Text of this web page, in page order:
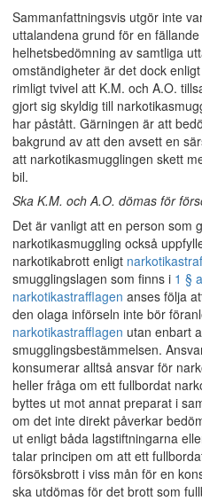
Sammanfattningsvis utgör inte
uttalandena grund för en
helhetsbedömning av samtliga
omständigheter är det dock
rimligt tvivel att K.M. och A.O.
gjort sig skyldig till
har påstått. Gärningen är att
bakgrund av att den avsett en
att narkotikasmugglingen skett
bil.
Ska K.M. och A.O. dömas för
Det är vanligt att en person som
narkotikasmuggling också
narkotikabrott enligt
smugglingslagen som finns i 1 §
narkotikastrafflagen anses följa
den olaga införseln inte bör
narkotikastrafflagen utan enbart
smugglingsbestämmelsen.
konsumerar alltså ansvar för
heller fråga om ett fullbordat
byttes ut mot annat preparat i
om det inte direkt påverkar
ut enligt båda lagstiftningarna
talar principen om att ett
försöksbrott i viss mån för en
ska utdömas för det brott som